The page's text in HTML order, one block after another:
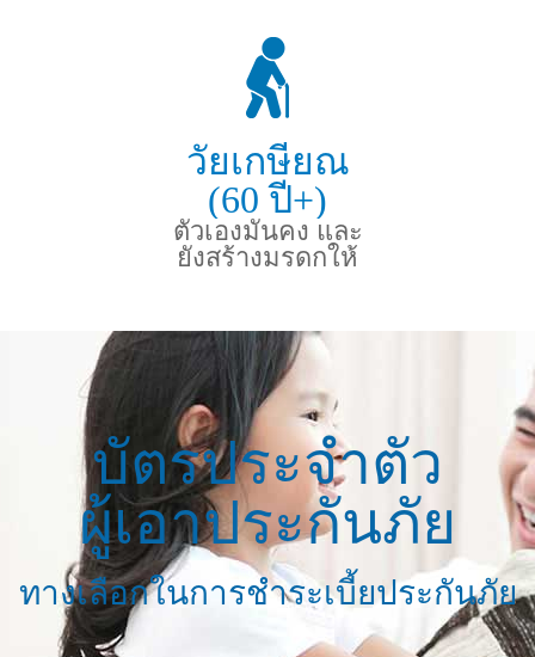
วัยเกษียณ
(60 ปี+)
ตัวเองมั่นคง และ
ยังสร้างมรดกให้
บัตรประจำตัว
ผู้เอาประกันภัย
ทางเลือกในการชำระเบี้ยประกันภัย